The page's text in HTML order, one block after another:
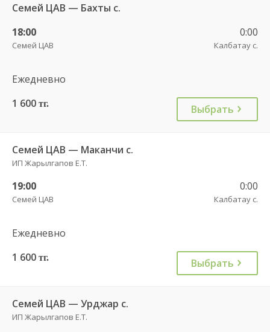
Семей ЦАВ — Бахты с.
18:00
Семей ЦАВ
0:00
Калбатау с.
Ежедневно
1 600 тг. Выбрать
Семей ЦАВ — Маканчи с.
ИП Жарылгапов Е.Т.
19:00
Семей ЦАВ
0:00
Калбатау с.
Ежедневно
1 600 тг. Выбрать
Семей ЦАВ — Урджар с.
ИП Жарылгапов Е.Т.